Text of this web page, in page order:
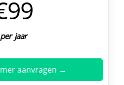
per jaar
aanvragen →